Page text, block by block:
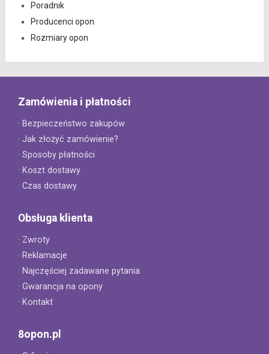
Poradnik
Producenci opon
Rozmiary opon
Zamówienia i płatności
· Bezpieczeństwo zakupów
· Jak złożyć zamówienie?
· Sposoby płatności
· Koszt dostawy
· Czas dostawy
Obsługa klienta
· Zwroty
· Reklamacje
· Najczęściej zadawane pytania
· Gwarancja na opony
· Kontakt
8opon.pl